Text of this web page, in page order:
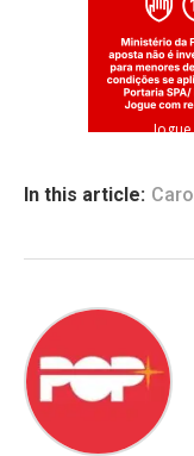
In this article: